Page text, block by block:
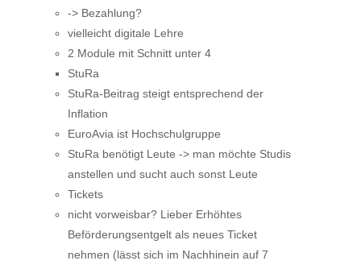
-> Bezahlung?
vielleicht digitale Lehre
2 Module mit Schnitt unter 4
StuRa
StuRa-Beitrag steigt entsprechend der
Inflation
EuroAvia ist Hochschulgruppe
StuRa benötigt Leute -> man möchte Studis
anstellen und sucht auch sonst Leute
Tickets
nicht vorweisbar? Lieber Erhöhtes
Beförderungsentgelt als neues Ticket
nehmen (lässt sich im Nachhinein auf 7